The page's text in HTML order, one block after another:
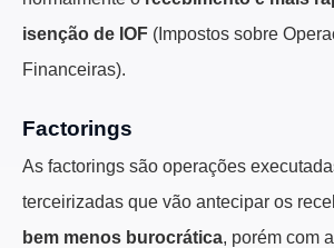
isenção de IOF (Impostos sobre
Financeiras).
Factorings
As factorings são operações
terceirizadas que vão antecipar os
bem menos burocrática, porém com